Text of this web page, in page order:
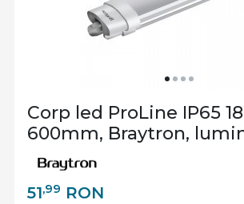
Corp led ProLine IP65
600mm, Braytron,
51,99 RON